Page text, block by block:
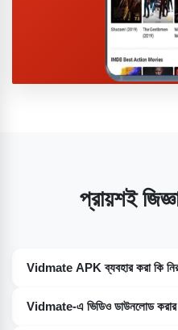
প্রায়শই
Vidmate APK ব্যবহার করা কি
Vidmate APK-এর নিরাপত্তার কথা
মনে করা হয়। এই মোবাইল
Vidmate-এ ভিডিও ডাউনলোড করার